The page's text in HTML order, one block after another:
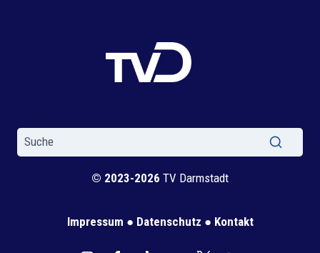
© 2023-2026 TV Darmstadt
Impressum ● Datenschutz ● Kontakt